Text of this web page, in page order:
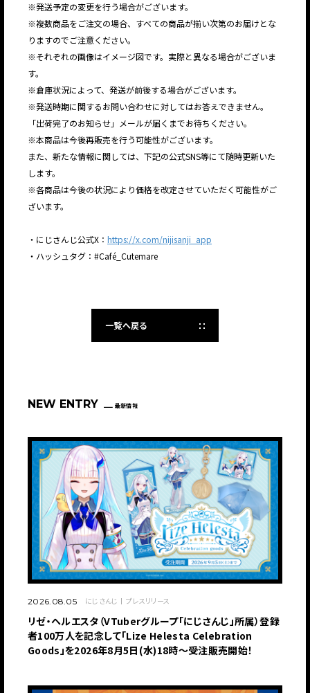
※発送予定の変更を行う場合がございます。
※複数商品をご注文の場合、すべての商品が揃い次第のお届けとな
りますのでご注意ください。
※それぞれの画像はイメージ図です。実際と異なる場合がございま
す。
※倉庫状況によって、発送が前後する場合がございます。
※発送時期に関するお問い合わせに対してはお答えできません。
「出荷完了のお知らせ」メールが届くまでお待ちください。
※本商品は今後再販売を行う可能性がございます。
また、新たな情報に関しては、下記の公式SNS等にて随時更新いた
します。
※各商品は今後の状況により価格を改定させていただく可能性がご
ざいます。
・にじさんじ公式X： https://x.com/nijisanji_app
・ハッシュタグ：#Café_Cutemare
一覧へ戻る
NEW ENTRY 最新情報
2026.08.05 にじさんじ プレスリリース
リゼ・ヘルエスタ（VTuberグループ「にじさんじ」所属）登録
者100万人を記念して「Lize Helesta Celebration
Goods」を2026年8月5日(水)18時～受注販売開始！